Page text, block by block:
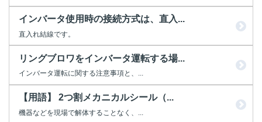
インバータ使用時の接続方式は、直入...
直入れ結線です。
リングブロワをインバータ運転する場...
インバータ運転に関する注意事項と、...
【用語】 2つ割メカニカルシール（...
機器などを現場で解体することなく、...